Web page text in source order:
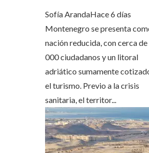
Sofía ArandaHace 6 días
Montenegro se presenta
nación reducida, con cerca
000 ciudadanos y un litoral
adriático sumamente
el turismo. Previo a la crisis
sanitaria, el territor...